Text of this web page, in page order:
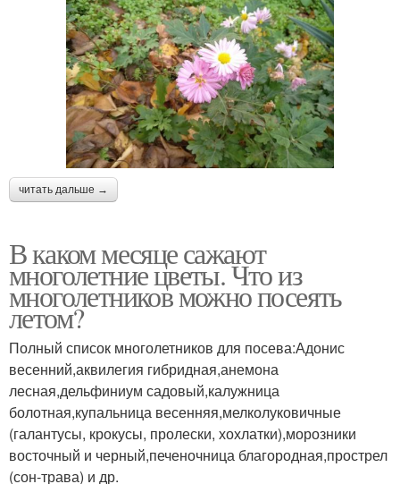
читать дальше →
В каком месяце сажают
многолетние цветы. Что из
многолетников можно посеять
летом?
Полный список многолетников для посева:Адонис
весенний,аквилегия гибридная,анемона
лесная,дельфиниум садовый,калужница
болотная,купальница весенняя,мелколуковичные
(галантусы, крокусы, пролески, хохлатки),морозники
восточный и черный,печеночница благородная,прострел
(сон-трава) и др.